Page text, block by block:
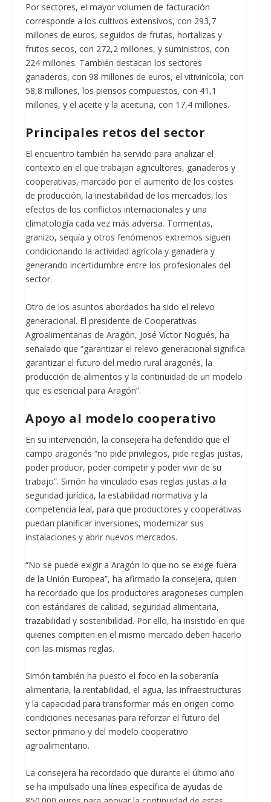
Por sectores, el mayor volumen de facturación
corresponde a los cultivos extensivos, con 293,7
millones de euros, seguidos de frutas, hortalizas y
frutos secos, con 272,2 millones, y suministros, con
224 millones. También destacan los sectores
ganaderos, con 98 millones de euros, el vitivinícola, con
58,8 millones, los piensos compuestos, con 41,1
millones, y el aceite y la aceituna, con 17,4 millones.
Principales retos del sector
El encuentro también ha servido para analizar el
contexto en el que trabajan agricultores, ganaderos y
cooperativas, marcado por el aumento de los costes
de producción, la inestabilidad de los mercados, los
efectos de los conflictos internacionales y una
climatología cada vez más adversa. Tormentas,
granizo, sequía y otros fenómenos extremos siguen
condicionando la actividad agrícola y ganadera y
generando incertidumbre entre los profesionales del
sector.
Otro de los asuntos abordados ha sido el relevo
generacional. El presidente de Cooperativas
Agroalimentarias de Aragón, José Víctor Nogués, ha
señalado que “garantizar el relevo generacional significa
garantizar el futuro del medio rural aragonés, la
producción de alimentos y la continuidad de un modelo
que es esencial para Aragón”.
Apoyo al modelo cooperativo
En su intervención, la consejera ha defendido que el
campo aragonés “no pide privilegios, pide reglas justas,
poder producir, poder competir y poder vivir de su
trabajo”. Simón ha vinculado esas reglas justas a la
seguridad jurídica, la estabilidad normativa y la
competencia leal, para que productores y cooperativas
puedan planificar inversiones, modernizar sus
instalaciones y abrir nuevos mercados.
“No se puede exigir a Aragón lo que no se exige fuera
de la Unión Europea”, ha afirmado la consejera, quien
ha recordado que los productores aragoneses cumplen
con estándares de calidad, seguridad alimentaria,
trazabilidad y sostenibilidad. Por ello, ha insistido en que
quienes compiten en el mismo mercado deben hacerlo
con las mismas reglas.
Simón también ha puesto el foco en la soberanía
alimentaria, la rentabilidad, el agua, las infraestructuras
y la capacidad para transformar más en origen como
condiciones necesarias para reforzar el futuro del
sector primario y del modelo cooperativo
agroalimentario.
La consejera ha recordado que durante el último año
se ha impulsado una línea específica de ayudas de